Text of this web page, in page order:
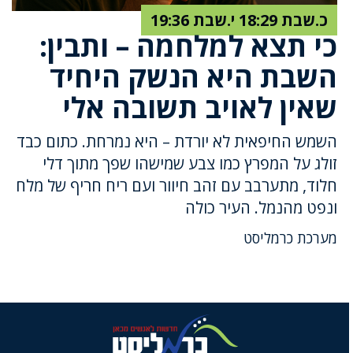
כ.שבת 18:29 י.שבת 19:36
כי תצא למלחמה – ותבין:
השבת היא הנשק היחיד
שאין לאויב תשובה אלי
השמש החיפאית לא יורדת – היא נמרחת. כתום כבד
זולג על המפרץ כמו צבע שמישהו שפך מתוך דלי
חלוד, מתערבב עם זהב חיוור ועם ריח חריף של מלח
ונפט מהנמל. העיר כולה
מערכת כרמליסט